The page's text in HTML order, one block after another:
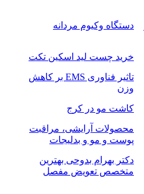
دستگاه وکیوم مردانه
خرید چست لید اسکین تکت
تاثیر فناوری EMS بر کاهش
وزن
کاشت مو در کرج
محصولات آرایشی، مراقبت
پوست و مو و بدلیجات
دکتر بهرام بدوحی بهترین
متخصص تعویض مفصل